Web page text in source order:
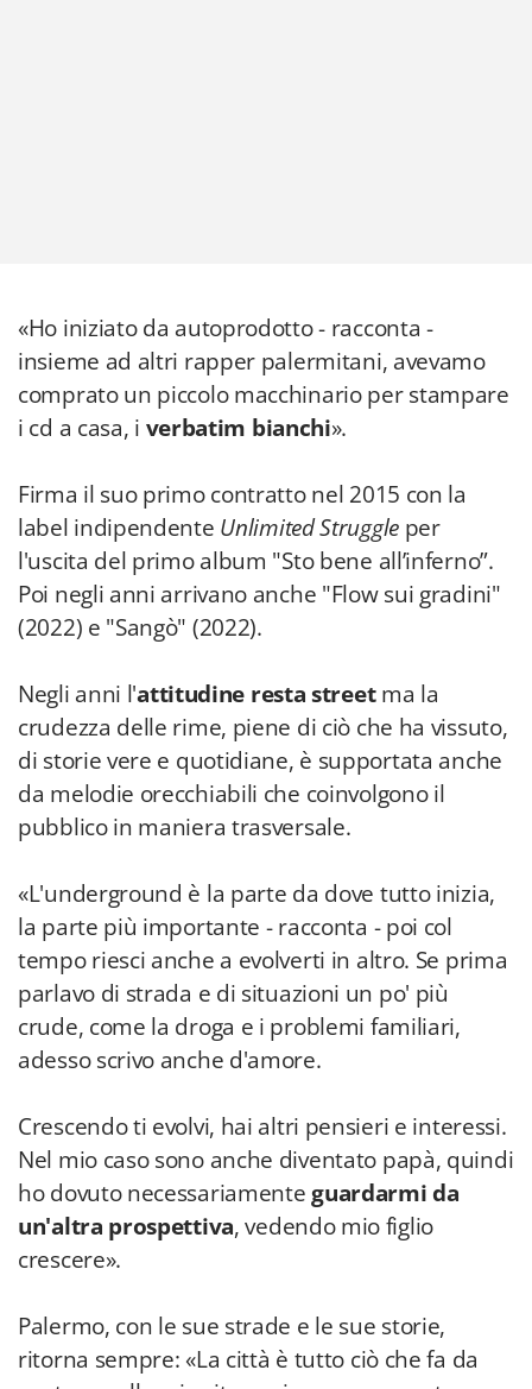
«Ho iniziato da autoprodotto - racconta -
insieme ad altri rapper palermitani, avevamo
comprato un piccolo macchinario per stampare
i cd a casa, i verbatim bianchi».
Firma il suo primo contratto nel 2015 con la
label indipendente Unlimited Struggle per
l'uscita del primo album "Sto bene all’inferno”.
Poi negli anni arrivano anche "Flow sui gradini"
(2022) e "Sangò" (2022).
Negli anni l'attitudine resta streetma la
crudezza delle rime, piene di ciò che ha vissuto,
di storie vere e quotidiane, è supportata anche
da melodie orecchiabili che coinvolgono il
pubblico in maniera trasversale.
«L'underground è la parte da dove tutto inizia,
la parte più importante - racconta - poi col
tempo riesci anche a evolverti in altro. Se prima
parlavo di strada e di situazioni un po' più
crude, come la droga e i problemi familiari,
adesso scrivo anche d'amore.
Crescendo ti evolvi, hai altri pensieri e interessi.
Nel mio caso sono anche diventato papà, quindi
ho dovuto necessariamenteguardarmi da
un'altra prospettiva, vedendo mio figlio
crescere».
Palermo, con le sue strade e le sue storie,
ritorna sempre: «La città è tutto ciò che fa da